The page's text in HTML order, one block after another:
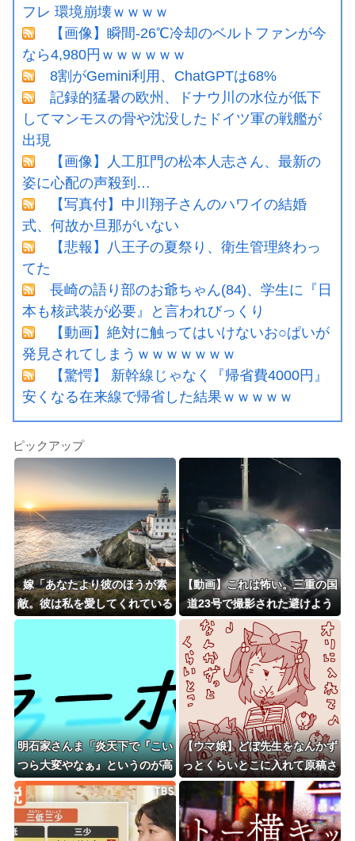
フレ 環境崩壊ｗｗｗｗ
【画像】瞬間-26℃冷却のベルトファンが今
なら4,980円ｗｗｗｗｗｗ
8割がGemini利用、ChatGPTは68%
記録的猛暑の欧州、ドナウ川の水位が低下
してマンモスの骨や沈没したドイツ軍の戦艦が
出現
【画像】人工肛門の松本人志さん、最新の
姿に心配の声殺到…
【写真付】中川翔子さんのハワイの結婚
式、何故か旦那がいない
【悲報】八王子の夏祭り、衛生管理終わっ
てた
長崎の語り部のお爺ちゃん(84)、学生に『日
本も核武装が必要』と言われびっくり
【動画】絶対に触ってはいけないお○ぱいが
発見されてしまうｗｗｗｗｗｗｗ
【驚愕】 新幹線じゃなく『帰省費4000円』
安くなる在来線で帰省した結果ｗｗｗｗｗ
ピックアップ
嫁「あなたより彼のほうが素
敵。彼は私を愛してくれている
から」 俺「…」そして離婚 →
（……どう断ればいいんだ）
【動画】これは怖い。三重の国
道23号で撮影された避けよう
がないもらい事故の瞬間。
明石家さんま「炎天下で『こい
つら大変やなぁ』というのが高
校野球の良さ。暑さ対策はいら
ない」
【ウマ娘】どぼ先生をなんかず
っとくらいとこに入れて原稿さ
せるデジレーン